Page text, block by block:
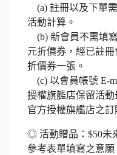
(a) 註冊以及下單
活動計算。
(b) 新會員不需填
元折價券，經已註
折價券一張。
(c) 以會員帳號 E-
授權旗艦店保留活
官方授權旗艦店之
◎ 活動贈品：$50未
參考表單填寫之意